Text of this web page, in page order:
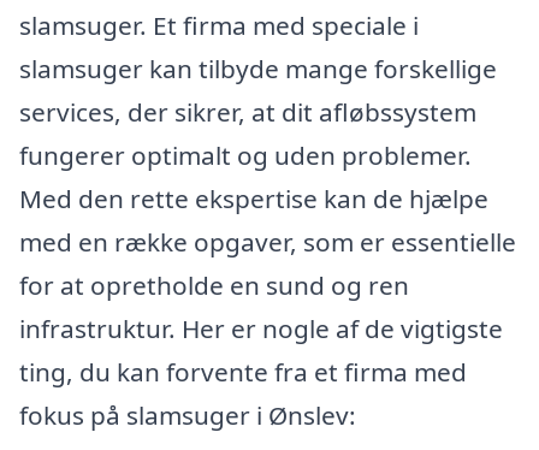
slamsuger. Et firma med speciale i
slamsuger kan tilbyde mange forskellige
services, der sikrer, at dit afløbssystem
fungerer optimalt og uden problemer.
Med den rette ekspertise kan de hjælpe
med en række opgaver, som er essentielle
for at opretholde en sund og ren
infrastruktur. Her er nogle af de vigtigste
ting, du kan forvente fra et firma med
fokus på slamsuger i Ønslev: